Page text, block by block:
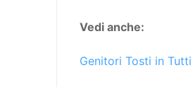
Vedi anche:
Genitori Tosti in